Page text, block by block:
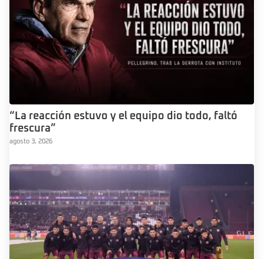
“La reacción estuvo y el equipo dio todo, faltó
frescura”
agosto 3, 2026